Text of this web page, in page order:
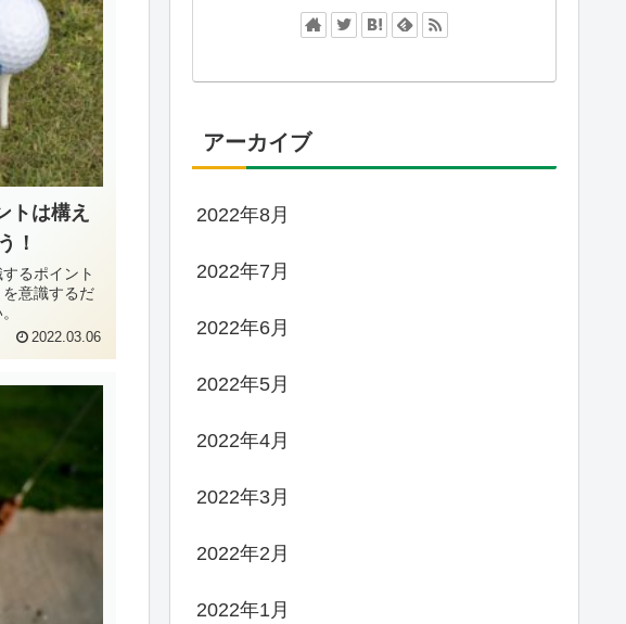
トは構え
！
るポイント
意識するだ
2022.03.06
アーカイブ
2022年8月
2022年7月
2022年6月
2022年5月
2022年4月
2022年3月
2022年2月
2022年1月